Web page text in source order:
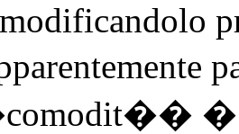
modificandolo
�